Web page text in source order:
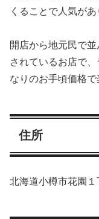
くることで人気があ
開店から地元民で
されているお店で
なりのお手頃価格で
住所
北海道小樽市花園１